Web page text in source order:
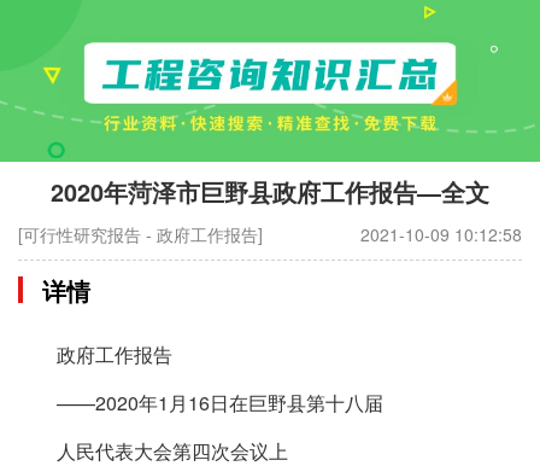
2020年菏泽市巨野县政府工作报告—全文
[可行性研究报告 - 政府工作报告] 2021-10-09 10:12:58
详情
政府工作报告
——2020年1月16日在巨野县第十八届
人民代表大会第四次会议上